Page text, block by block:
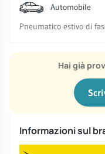
Automobile
Pneumatico estivo di
Hai già
Informazioni sul